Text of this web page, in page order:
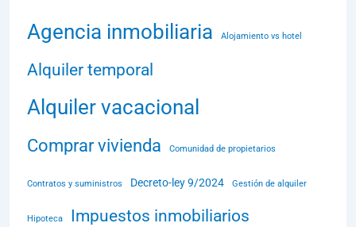
Agencia inmobiliaria Alojamiento vs hotel
Alquiler temporal
Alquiler vacacional
Comprar vivienda Comunidad de propietarios
Contratos y suministros Decreto-ley 9/2024 Gestión de alquiler
Hipoteca Impuestos inmobiliarios